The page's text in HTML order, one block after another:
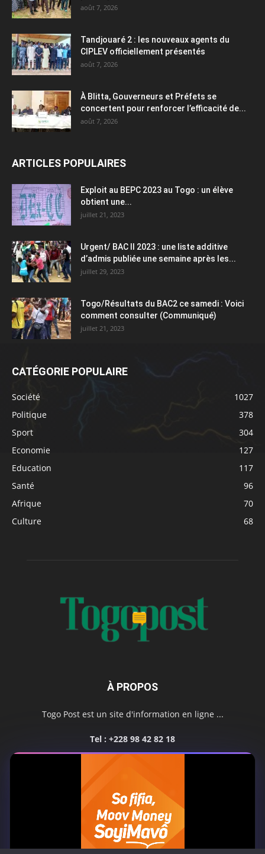
août 7, 2026
Tandjouaré 2 : les nouveaux agents du
CIPLEV officiellement présentés
août 7, 2026
À Blitta, Gouverneurs et Préfets se
concertent pour renforcer l’efficacité de...
août 7, 2026
ARTICLES POPULAIRES
Exploit au BEPC 2023 au Togo : un élève
obtient une...
juillet 21, 2023
Urgent/ BAC II 2023 : une liste additive
d’admis publiée une semaine après les...
juillet 29, 2023
Togo/Résultats du BAC2 ce samedi : Voici
comment consulter (Communiqué)
juillet 21, 2023
CATÉGORIE POPULAIRE
Société
1027
Politique
378
Sport
304
Economie
127
Education
117
Santé
96
Afrique
70
Culture
68
À PROPOS
Togo Post est un site d'information en ligne ...
Tel : +228 98 42 82 18
SUIVEZ NOUS